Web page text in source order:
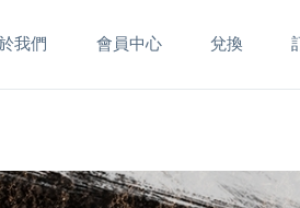
我們 會員中心 兌換